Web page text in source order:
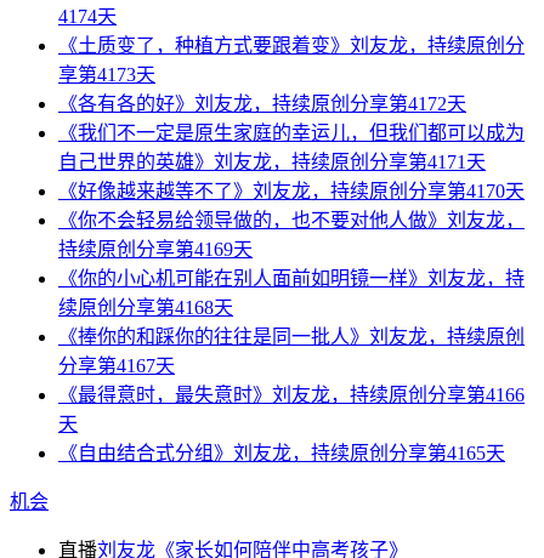
4174天
《土质变了，种植方式要跟着变》刘友龙，持续原创分
享第4173天
《各有各的好》刘友龙，持续原创分享第4172天
《我们不一定是原生家庭的幸运儿，但我们都可以成为
自己世界的英雄》刘友龙，持续原创分享第4171天
《好像越来越等不了》刘友龙，持续原创分享第4170天
《你不会轻易给领导做的，也不要对他人做》刘友龙，
持续原创分享第4169天
《你的小心机可能在别人面前如明镜一样》刘友龙，持
续原创分享第4168天
《捧你的和踩你的往往是同一批人》刘友龙，持续原创
分享第4167天
《最得意时，最失意时》刘友龙，持续原创分享第4166
天
《自由结合式分组》刘友龙，持续原创分享第4165天
机会
直播刘友龙《家长如何陪伴中高考孩子》